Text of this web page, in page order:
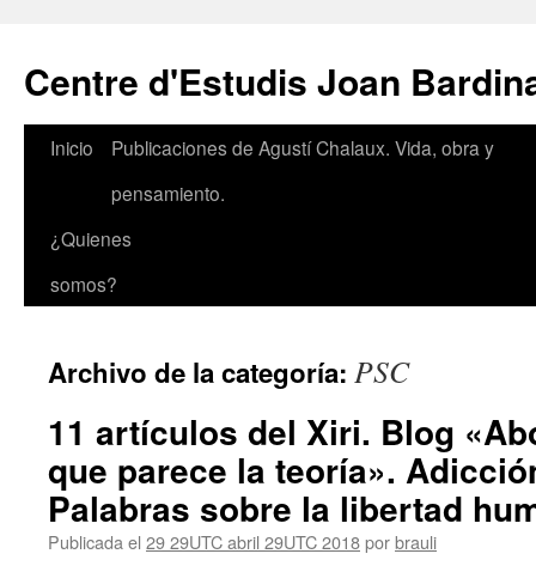
contenido
Centre d'Estudis Joan
Inicio
Publicaciones de Agustí Chalaux. Vida, obra y
pensamiento.
¿Quienes
somos?
Archivo de la categoría: PSC
11 artículos del Xiri. Blog
que parece la teoría».
Palabras sobre la libertad
Publicada el 29 29UTC abril 29UTC 2018porbrauli